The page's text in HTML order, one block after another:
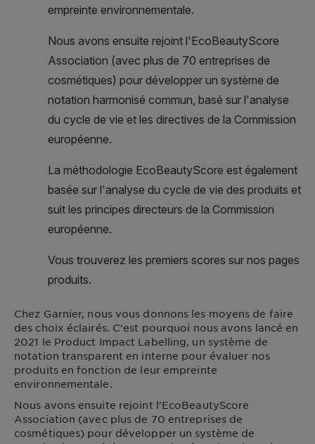
Chez Garnier, nous vous donnons les moyens de faire
des choix éclairés. C'est pourquoi nous avons lancé en
2021 le Product Impact Labelling, un système de
notation transparent en interne pour évaluer nos
produits en fonction de leur empreinte
environnementale.
Nous avons ensuite rejoint l'EcoBeautyScore
Association (avec plus de 70 entreprises de
cosmétiques) pour développer un système de